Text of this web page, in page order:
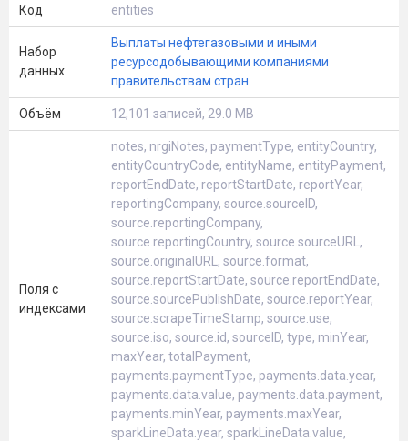
Код entities
Набор
данных
Выплаты нефтегазовыми и иными
ресурсодобывающими компаниями
правительствам стран
Объём 12,101 записей, 29.0 MB
Поля с
индексами
notes, nrgiNotes, paymentType, entityCountry,
entityCountryCode, entityName, entityPayment,
reportEndDate, reportStartDate, reportYear,
reportingCompany, source.sourceID,
source.reportingCompany,
source.reportingCountry, source.sourceURL,
source.originalURL, source.format,
source.reportStartDate, source.reportEndDate,
source.sourcePublishDate, source.reportYear,
source.scrapeTimeStamp, source.use,
source.iso, source.id, sourceID, type, minYear,
maxYear, totalPayment,
payments.paymentType, payments.data.year,
payments.data.value, payments.data.payment,
payments.minYear, payments.maxYear,
sparkLineData.year, sparkLineData.value,